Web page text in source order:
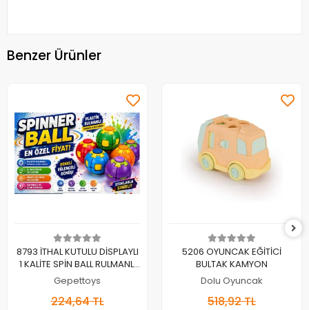
Benzer Ürünler
Sepete Ekle
8793 İTHAL KUTULU DİSPLAYLI
1 KALİTE SPİN BALL RULMANLI
LASTİKSİZ 30+SN
DÖNÜŞ(Belirtilen fiyat, tekli
satış için adet fiyatıdır.)
Gepettoys
224,64 TL
Sepete Ekle
5206 OYUNCAK EĞİTİCİ
BULTAK KAMYON
Dolu Oyuncak
518,92 TL